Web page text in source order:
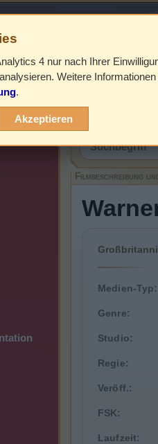
Filmbeschreibung
Medien-Typ:
Genre:
Studio:
Regie:
Veröff.:
FSK:
Laufzeit:
4 nur nach Ihrer
Weitere
.
Akzeptieren